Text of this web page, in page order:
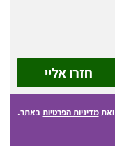
חזרו אליי
ואתמדיניות הפרטיותבאתר.